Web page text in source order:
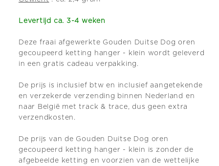
Levertijd ca. 3-4 weken
Deze fraai afgewerkte Gouden Duitse Dog oren
gecoupeerd ketting hanger - klein wordt geleverd
in een gratis cadeau verpakking.
De prijs is inclusief btw en inclusief aangetekende
en verzekerde verzending binnen Nederland en
naar België met track & trace, dus geen extra
verzendkosten.
De prijs van de Gouden Duitse Dog oren
gecoupeerd ketting hanger - klein is zonder de
afgebeelde ketting en voorzien van de wettelijke